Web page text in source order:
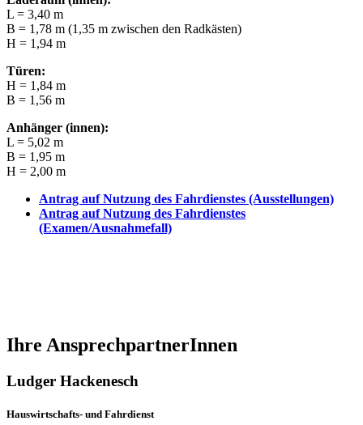
L = 3,40 m
B = 1,78 m (1,35 m zwischen den Radkästen)
H = 1,94 m
Türen:
H = 1,84 m
B = 1,56 m
Anhänger (innen):
L = 5,02 m
B = 1,95 m
H = 2,00 m
Antrag auf Nutzung des Fahrdienstes (Ausstellungen)
Antrag auf Nutzung des Fahrdienstes
(Examen/Ausnahmefall)
Ihre AnsprechpartnerInnen
Ludger Hackenesch
Hauswirtschafts- und Fahrdienst